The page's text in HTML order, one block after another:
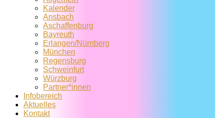
Kalender
Ansbach
Aschaffenburg
Bayreuth
Erlangen/Nürnberg
München
Regensburg
Schweinfurt
Würzburg
Partner*innen
Infobereich
Aktuelles
Kontakt